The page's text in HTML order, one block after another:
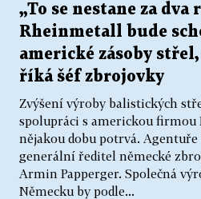
„To se nestane za dva
Rheinmetall bude
americké zásoby střel,
říká šéf zbrojovky
Zvýšení výroby balistických
spolupráci s americkou firmou
nějakou dobu potrvá. Agentuře
generální ředitel německé
Armin Papperger. Společná
Německu by podle...